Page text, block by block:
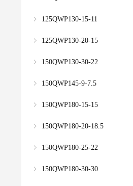
125QWP130-15-11
125QWP130-20-15
150QWP130-30-22
150QWP145-9-7.5
150QWP180-15-15
150QWP180-20-18.5
150QWP180-25-22
150QWP180-30-30